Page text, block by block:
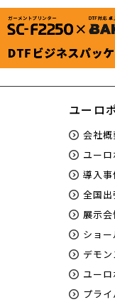
ユーロ
会社概
ユー
導入事
全国
展示
ショ
デモ
ユー
プラ